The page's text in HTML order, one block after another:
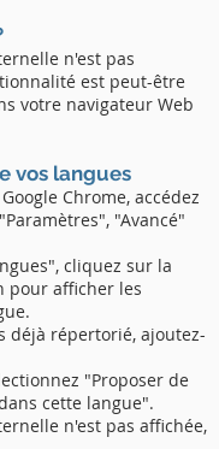
n'est pas
est peut-être
votre navigateur Web
vos langues
Chrome, accédez
"Avancé"
cliquez sur la
pour afficher les
déjà répertorié, ajoutez-
"Proposer de
cette langue".
n'est pas affichée,